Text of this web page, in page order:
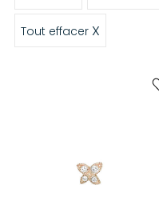
Tout effacer X